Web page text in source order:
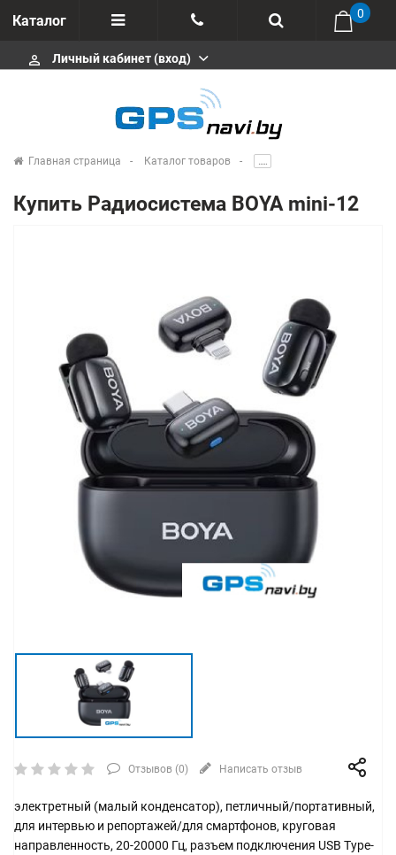
Каталог
Отзывы
+375 291646666
msa333
info@gpsnavi.by
0
perm_identity Личный кабинет (вход)
Главная страница Каталог товаров .....
Купить Радиосистема BOYA mini-12
Отзывов (0) Написать отзыв
электретный (малый конденсатор), петличный/портативный,
для интервью и репортажей/для смартфонов, круговая
направленность, 20-20000 Гц, разъем подключения USB Type-